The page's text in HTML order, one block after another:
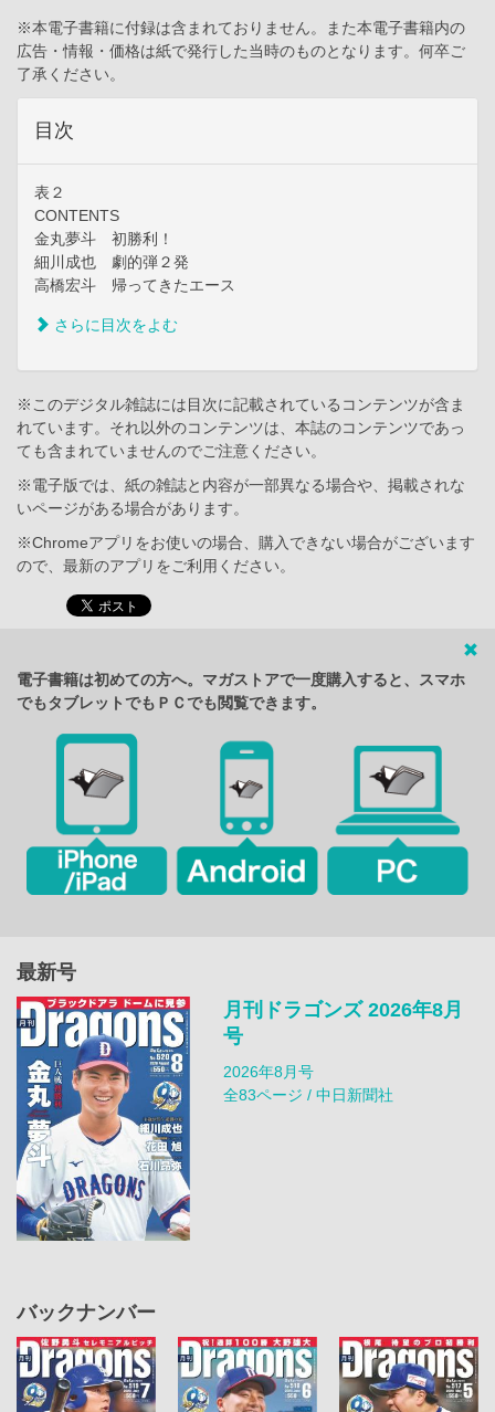
※本電子書籍に付録は含まれておりません。また本電子書籍内の
広告・情報・価格は紙で発行した当時のものとなります。何卒ご
了承ください。
目次
表２
CONTENTS
金丸夢斗 初勝利！
細川成也 劇的弾２発
高橋宏斗 帰ってきたエース
さらに目次をよむ
※このデジタル雑誌には目次に記載されているコンテンツが含ま
れています。それ以外のコンテンツは、本誌のコンテンツであっ
ても含まれていませんのでご注意ください。
※電子版では、紙の雑誌と内容が一部異なる場合や、掲載されな
いページがある場合があります。
※Chromeアプリをお使いの場合、購入できない場合がございます
ので、最新のアプリをご利用ください。
電子書籍は初めての方へ。マガストアで一度購入すると、スマホ
でもタブレットでもＰＣでも閲覧できます。
最新号
月刊ドラゴンズ 2026年8月
号
2026年8月号
全83ページ / 中日新聞社
バックナンバー